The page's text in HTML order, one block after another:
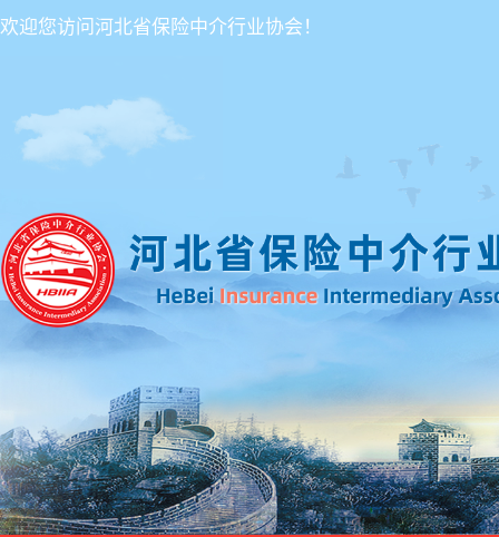
欢迎您访问河北省保险中介行业协会！